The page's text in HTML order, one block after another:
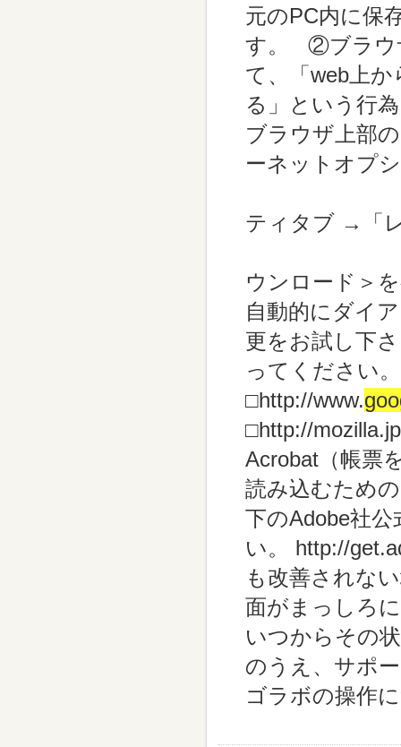
元のPC内に保
す。 ②ブラウ
て、「web上
る」という行
ブラウザ上部
ーネットオプ
ティタブ →「
ウンロード＞
自動的にダイ
更をお試し下
ってください
□http://www.
□http://
Acrobat（帳票
読み込むため
下のAdobe社
い。 http://
も改善されな
面がまっしろ
いつからその
のうえ、サポ
ゴラボの操作